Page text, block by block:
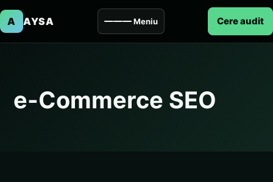
A AYSA Meniu Cere audit
e-Commerce SEO